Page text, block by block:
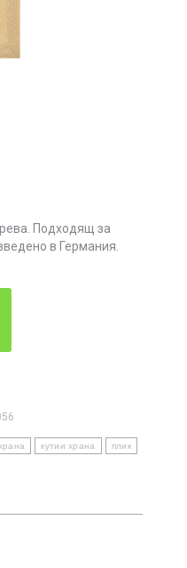
Подходящ за
в Германия.
кутии храна плик